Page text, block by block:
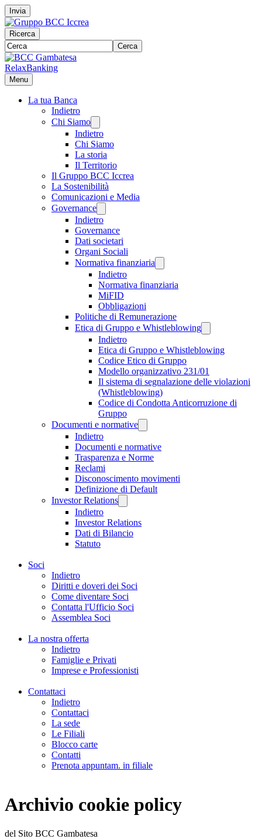
Invia
Ricerca
Cerca
RelaxBanking
Menu
La tua Banca
Indietro
Chi Siamo
Indietro
Chi Siamo
La storia
Il Territorio
Il Gruppo BCC Iccrea
La Sostenibilità
Comunicazioni e Media
Governance
Indietro
Governance
Dati societari
Organi Sociali
Normativa finanziaria
Indietro
Normativa finanziaria
MiFID
Obbligazioni
Politiche di Remunerazione
Etica di Gruppo e Whistleblowing
Indietro
Etica di Gruppo e Whistleblowing
Codice Etico di Gruppo
Modello organizzativo 231/01
Il sistema di segnalazione delle violazioni
(Whistleblowing)
Codice di Condotta Anticorruzione di
Gruppo
Documenti e normative
Indietro
Documenti e normative
Trasparenza e Norme
Reclami
Disconoscimento movimenti
Definizione di Default
Investor Relations
Indietro
Investor Relations
Dati di Bilancio
Statuto
Soci
Indietro
Diritti e doveri dei Soci
Come diventare Soci
Contatta l'Ufficio Soci
Assemblea Soci
La nostra offerta
Indietro
Famiglie e Privati
Imprese e Professionisti
Contattaci
Indietro
Contattaci
La sede
Le Filiali
Blocco carte
Contatti
Prenota appuntam. in filiale
Archivio cookie policy
del Sito BCC Gambatesa